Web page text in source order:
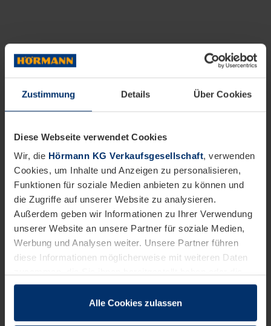
Zustimmung Details Über Cookies
Diese Webseite verwendet Cookies
Wir, die Hörmann KG Verkaufsgesellschaft, verwenden
Cookies, um Inhalte und Anzeigen zu personalisieren,
Funktionen für soziale Medien anbieten zu können und
die Zugriffe auf unserer Website zu analysieren.
Außerdem geben wir Informationen zu Ihrer Verwendung
unserer Website an unsere Partner für soziale Medien,
Werbung und Analysen weiter. Unsere Partner führen
diese Informationen möglicherweise mit weiteren Daten
sie im Rahmen Ihrer Nutzung der Dienste gesammelt
Alle Cookies zulassen